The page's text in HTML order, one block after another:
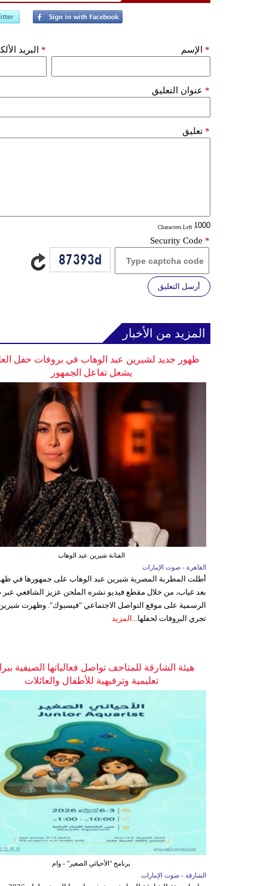
الإسم * البريد *
عنوان التعليق *
تعليق *
: Characters Left
Security Code *
أرسل التعليق
المزيد من الأخبار
ظهور جديد لشيرين عبد الوهاب في بروفات حفل
يشعل تفاعل الجمهور
الفنانة شيرين عبد الوهاب
القاهرة - صوت الإمارات
أطلت المطربة المصرية شيرين عبد الوهاب على جمهورها في
بعد غياب، من خلال مقطع فيديو نشره الملحن عزيز الشافعي
الرسمية على موقع التواصل الاجتماعي "فيسبوك". وظهرت
تجري البروفات لحفلها... المزيد
هيئة الشارقة للمتاحف تواصل فعالياتها الصيفية
تعليمية وترفيهية للأطفال والعائلات
برنامج "الأحيائي الصغير" - وام
الشارقة - صوت الإمارات